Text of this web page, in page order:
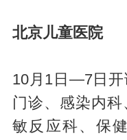
北京儿童医院
10月1日—7日开
门诊、感染内
敏反应科、保